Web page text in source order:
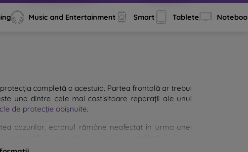
Music and Entertainment Smart Tablete
completă a acestuia. Partea frontală ar trebui
una dintre cele mai costisitoare reparații ale unui
de protecție obișnuite.
cazurilor, ecranul rămâne neafectat în urma unei
mai multe tipuri de sticlă securizată pentru